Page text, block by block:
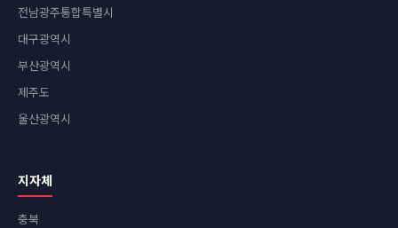
전남광주통합특별시
대구광역시
부산광역시
제주도
울산광역시
지자체
충북